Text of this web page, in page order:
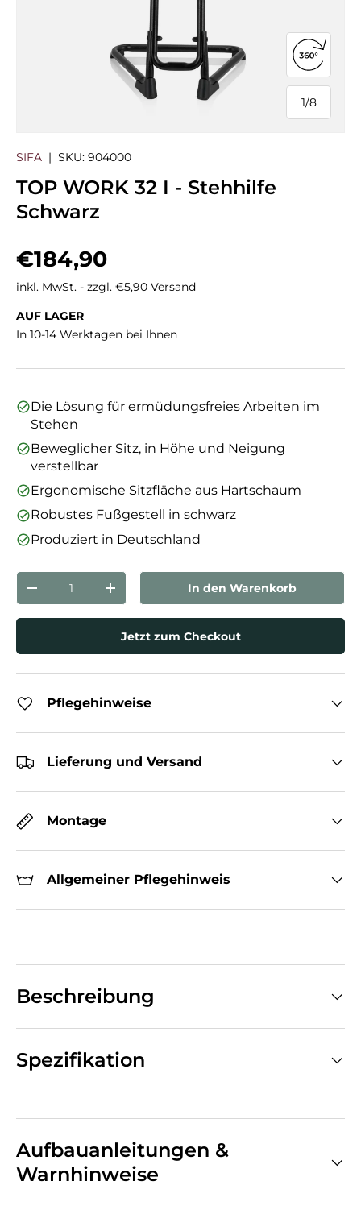
1/
von
8
360°-
SIFA | SKU: 904000
TOP WORK 32 I - Stehhilfe
Schwarz
Normaler Preis
€184,90
inkl. MwSt. - zzgl. €5,90 Versand
AUF LAGER
In 10-14 Werktagen bei Ihnen
Die Lösung für ermüdungsfreies Arbeiten im
Stehen
Beweglicher Sitz, in Höhe und Neigung
verstellbar
Ergonomische Sitzfläche aus Hartschaum
Robustes Fußgestell in schwarz
Produziert in Deutschland
Anzahl
Menge verringernMenge erhöhenIn den Warenkorb
Jetzt zum Checkout
Pflegehinweise
Lieferung und Versand
Montage
Allgemeiner Pflegehinweis
Beschreibung
Spezifikation
Aufbauanleitungen &
Warnhinweise